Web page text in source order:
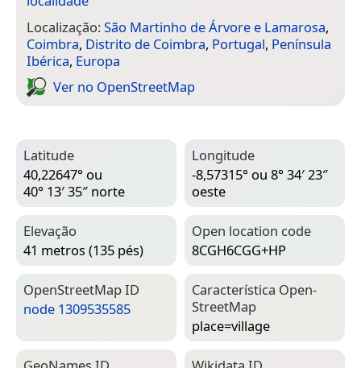
Localização:São Martinho de Árvore e Lamarosa,
Coimbra, Distrito de Coimbra, Portugal, Península
Ibérica, Europa
Ver no Open­Street­Map
Latitude
40,22647° ou
40° 13′ 35″ norte
Longitude
-8,57315° ou 8° 34′ 23″
oeste
Elevação
41 metros (135 pés)
Open location code
8CGH6CGG+HP
Open­Street­Map ID
node 1309535585
Característica Open­
Street­Map
place=­village